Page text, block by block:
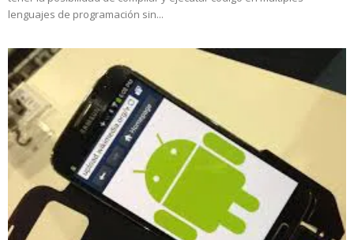
lenguajes de programación sin...